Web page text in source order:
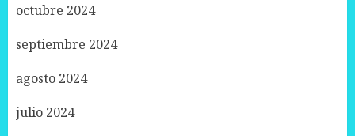
octubre 2024
septiembre 2024
agosto 2024
julio 2024